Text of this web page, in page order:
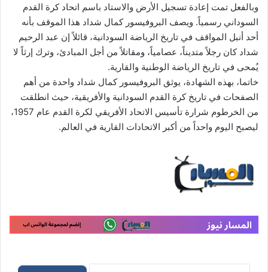
وبالفعل تمت إعادة تسجيل الأرض والاستاد باسم اتحاد كرة القدم
السوداني رسمياً. ويصف البروفيسور كمال شداد هذا الموقف بأنه
أحد أنبل المواقف في تاريخ الرياضة السودانية، قائلاً إن عبد الرحيم
شداد كان رجلاً متديناً، عصامياً، ومقاتلاً من أجل المبادئ، وترك إرثاً لا
يُمحى في تاريخ الرياضة الوطنية والقارية.
خاتما، بهذه الشهادة، يوثق البروفيسور كمال شداد واحدة من أهم
الصفحات في تاريخ كرة القدم السودانية والأفريقية، حيث انطلقت
من الخرطوم شرارة تأسيس الاتحاد الأفريقي لكرة القدم عام 1957،
ليصبح اليوم واحداً من أكبر الاتحادات القارية في العالم.